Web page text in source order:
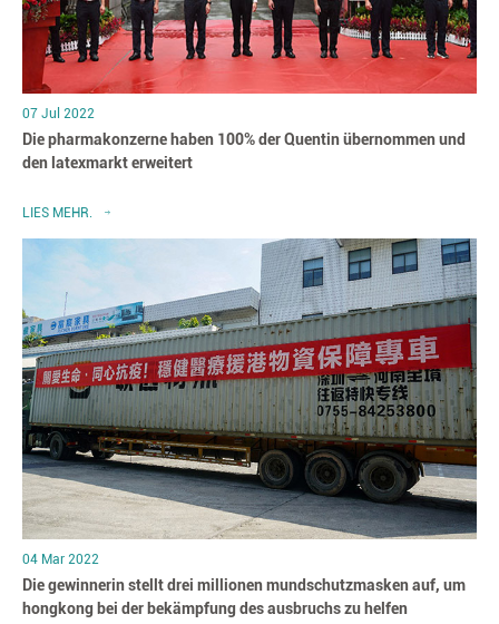
07 Jul 2022
Die pharmakonzerne haben 100% der Quentin übernommen und
den latexmarkt erweitert
LIES MEHR.
04 Mar 2022
Die gewinnerin stellt drei millionen mundschutzmasken auf, um
hongkong bei der bekämpfung des ausbruchs zu helfen